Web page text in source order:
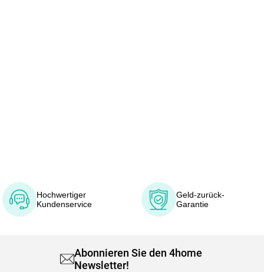
Hochwertiger
Kundenservice
Geld-zurück-
Garantie
Abonnieren Sie den 4home
Newsletter!